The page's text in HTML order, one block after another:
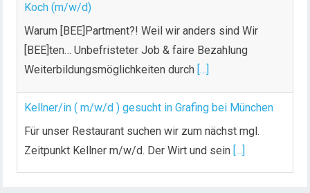
Koch (m/w/d)
Warum [BEE]Partment?! Weil wir anders sind Wir
[BEE]ten… Unbefristeter Job & faire Bezahlung
Weiterbildungsmöglichkeiten durch [...]
Kellner/in ( m/w/d ) gesucht in Grafing bei München
Für unser Restaurant suchen wir zum nächst mgl.
Zeitpunkt Kellner m/w/d. Der Wirt und sein [...]